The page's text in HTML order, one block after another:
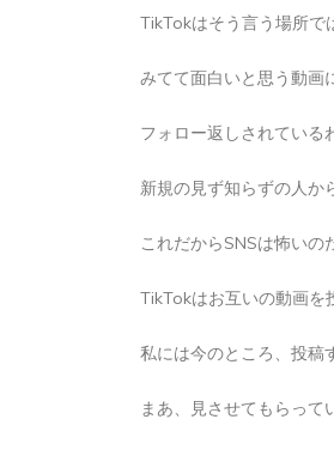
TikTokはそう言う場所で
みてて面白いと思う動画
フォロー返しされている
新規の見ず知らずの人か
これだからSNSは怖いの
TikTokはお互いの動画を
私には今のところ、投稿
まあ、見させてもらって
2026年8